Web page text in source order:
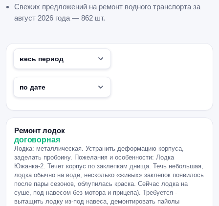
Свежих предложений на ремонт водного транспорта за
август 2026 года — 862 шт.
Ремонт лодок
договорная
Лодка: металлическая. Устранить деформацию корпуса,
заделать пробоину. Пожелания и особенности: Лодка
Южанка-2. Течет корпус по заклепкам днища. Течь небольшая,
лодка обычно на воде, несколько «живых» заклепок появилось
после пары сезонов, облупилась краска. Сейчас лодка на
суше, под навесом без мотора и прицепа). Требуется -
вытащить лодку из-под навеса, демонтировать пайолы